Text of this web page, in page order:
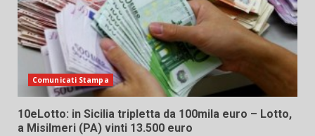
Comunicati Stampa
10eLotto: in Sicilia tripletta da 100mila euro – Lotto,
a Misilmeri (PA) vinti 13.500 euro